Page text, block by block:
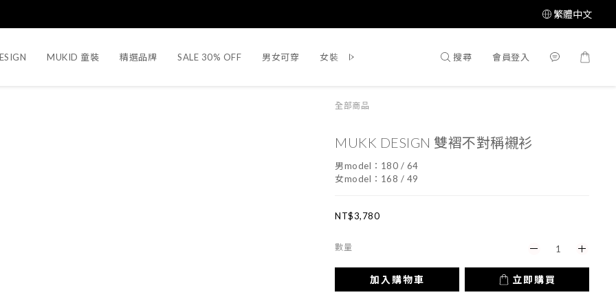
繁體中文
MUKID 童裝 精選品牌 SALE 30% OFF 男女可穿 女裝 飾品配件 所有商品
搜尋 會員登入
全部商品
MUKK DESIGN 雙褶不對稱襯衫
男model：180 / 64
女model：168 / 49
NT$3,780
數量
加入購物車 立即購買